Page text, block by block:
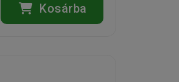
Kosárba